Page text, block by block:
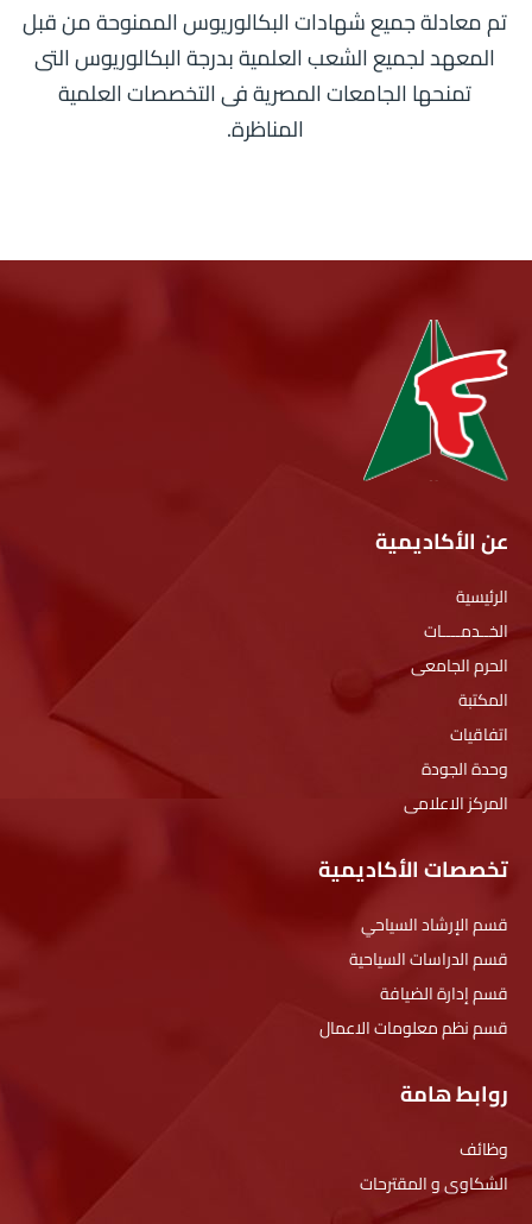
تم معادلة جميع شهادات البكالوريوس الممنوحة من قبل
المعهد لجميع الشعب العلمية بدرجة البكالوريوس التى
تمنحها الجامعات المصرية فى التخصصات العلمية
المناظرة.
عن الأكاديمية
الرئيسية
الخــدمــــات
الحرم الجامعى
المكتبة
اتفاقيات
وحدة الجودة
المركز الاعلامى
تخصصات الأكاديمية
قسم الإرشاد السياحي
قسم الدراسات السياحية
قسم إدارة الضيافة
قسم نظم معلومات الاعمال
روابط هامة
وظائف
الشكاوى و المقترحات